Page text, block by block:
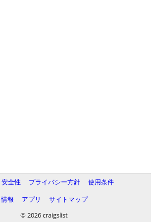
安全性 プライバシー方針
使用条件
情報
アプリ
サイトマップ
© 2026 craigslist